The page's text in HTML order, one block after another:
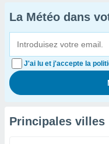
La Météo dans
J'ai lu et j'accepte la
Principales villes